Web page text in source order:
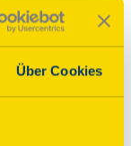
Über Cookies